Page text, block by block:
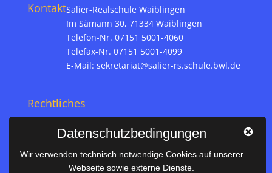
KontaktSalier-Realschule Waiblingen
Im Sämann 30, 71334 Waiblingen
Telefon-Nr. 07151 5001-4060
Telefax-Nr. 07151 5001-4099
E-Mail: sekretariat@salier-rs.schule.bwl.de
Rechtliches
Datenschutz
Datenschutzbedingungen
Wir verwenden technisch notwendige Cookies auf unserer
Webseite sowie externe Dienste.